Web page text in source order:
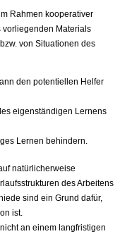
Rahmen kooperativer
vorliegenden Materials
von Situationen des
den potentiellen Helfer
eigenständigen Lernens
Lernen behindern.
natürlicherweise
des Arbeitens
sind ein Grund dafür,
ist.
an einem langfristigen